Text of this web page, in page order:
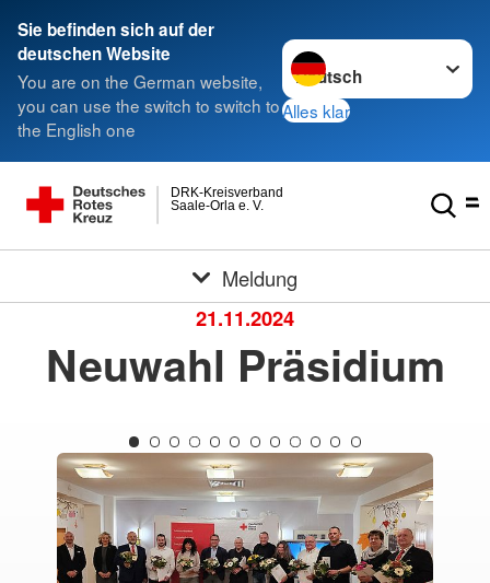
Sie befinden sich auf der
deutschen Website
You are on the German website,
you can use the switch to switch to
the English one
Sprache wechseln zu
Alles klar
Saale-Orla e. V.
DRK-Kreisverband
Meldung
21.11.2024
Neuwahl Präsidium